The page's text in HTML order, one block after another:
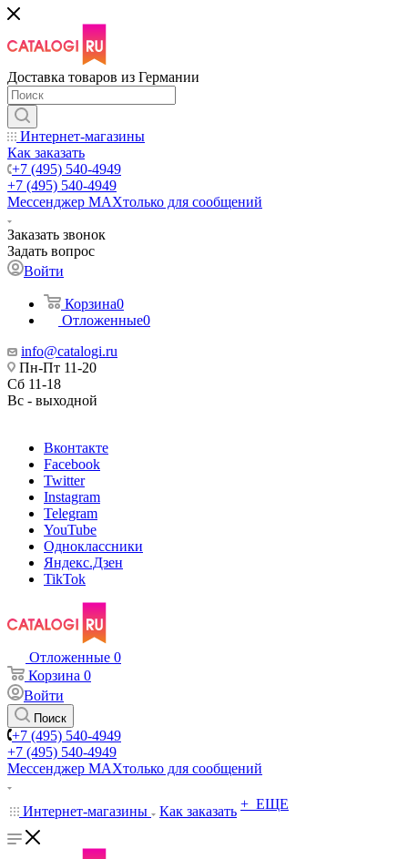
Доставка товаров из Германии
Интернет-магазины
Как заказать
+7 (495) 540-4949
+7 (495) 540-4949
Мессенджер МАХтолько для сообщений
Заказать звонок
Задать вопрос
Войти
Корзина0
Отложенные0
info@catalogi.ru
Пн-Пт 11-20
Сб 11-18
Вс - выходной
Вконтакте
Facebook
Twitter
Instagram
Telegram
YouTube
Одноклассники
Яндекс.Дзен
TikTok
Отложенные 0
Корзина 0
Войти
Поиск
+7 (495) 540-4949
+7 (495) 540-4949
Мессенджер МАХтолько для сообщений
Интернет-магазины Как заказать + ЕЩЕ